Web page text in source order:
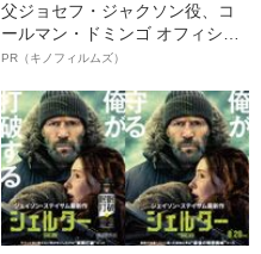
父ジョセフ・ジャクソン役、コ
ールマン・ドミンゴ オフィシャ
ルインタビュー“観客を魅了した
語る”《日本興収70億円突破》
PR（キノフィルムズ）